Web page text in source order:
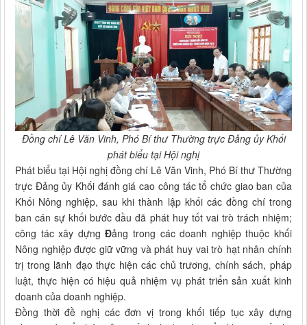
Đồng chí Lê Văn Vinh, Phó Bí thư Thường trực Đảng ủy Khối
phát biểu tại Hội nghị
Phát biểu tại Hội nghị đồng chí Lê Văn Vinh, Phó Bí thư Thường
trực Đảng ủy Khối đánh giá cao công tác tổ chức giao ban của
Khối Nông nghiệp, sau khi thành lập khối các đồng chí trong
ban cán sự khối bước đầu đã phát huy tốt vai trò trách nhiệm;
công tác xây dựng Đảng trong các doanh nghiệp thuộc khối
Nông nghiệp được giữ vững và phát huy vai trò hạt nhân chính
trị trong lãnh đạo thực hiện các chủ trương, chính sách, pháp
luật, thực hiện có hiệu quả nhiệm vụ phát triển sản xuất kinh
doanh của doanh nghiệp.
Đồng thời đề nghị các đơn vị trong khối tiếp tục xây dựng